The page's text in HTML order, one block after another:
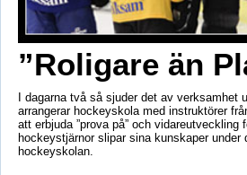
”Roligare än
I dagarna två så sjuder det av verksamhet
arrangerar hockeyskola med instruktörer
att erbjuda ”prova på” och
hockeystjärnor slipar sina kunskaper
hockeyskolan.